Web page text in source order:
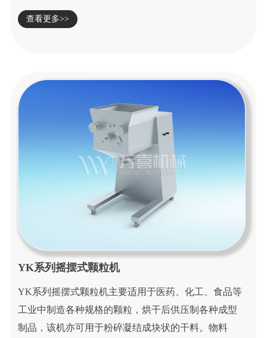
查看更多>>
YK系列摇摆式颗粒机
YK系列摇摆式颗粒机主要适用于医药、化工、食品等
工业中制造各种规格的颗粒，烘干后供压制各种成型
制品，该机亦可用于粉碎凝结成块状的干料。物料